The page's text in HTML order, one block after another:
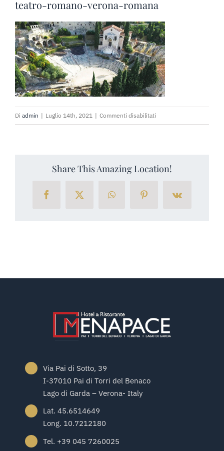
PRENOTA SUBITO
RICHIEDI PREVENTIVO
teatro-romano-verona-romana
Di admin | Luglio 14th, 2021 | Commenti disabilitati
teatro-
Share This Amazing Location!
FacebookX WhatsAppPinterestVk
Via Pai di Sotto, 39
I-37010 Pai di Torri del Benaco
Lago di Garda – Verona- Italy
Lat. 45.6514649
Long. 10.7212180
Tel. +39 045 7260025